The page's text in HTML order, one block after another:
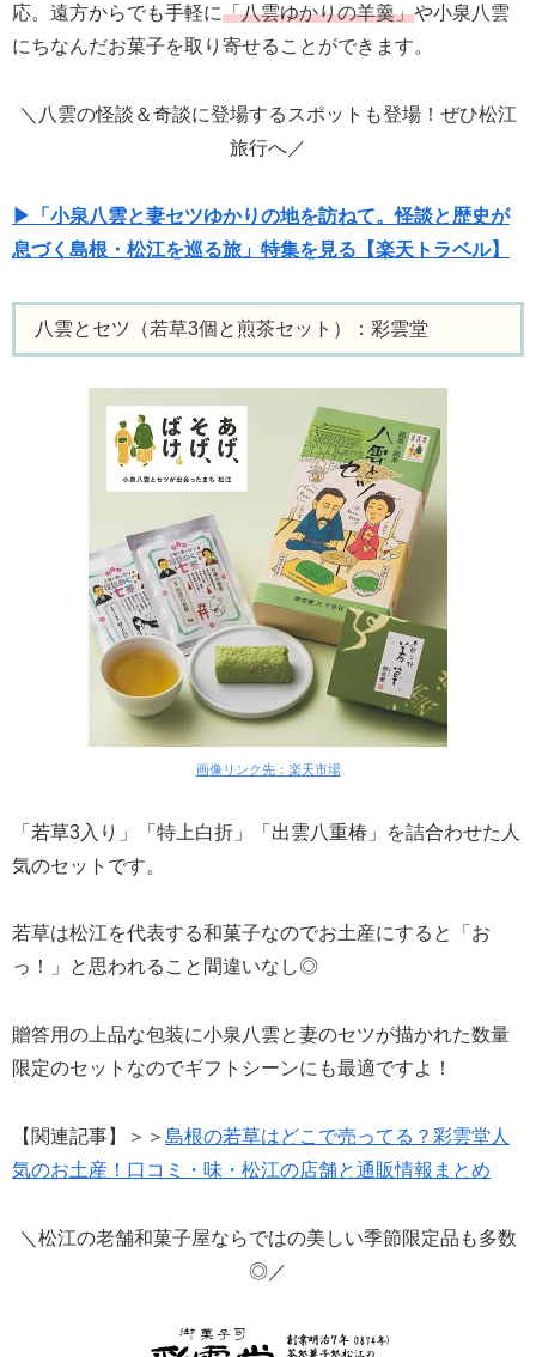
応。遠方からでも手軽に「八雲ゆかりの羊羹」や小泉八雲
にちなんだお菓子を取り寄せることができます。
＼八雲の怪談＆奇談に登場するスポットも登場！ぜひ松江
旅行へ／
▶「小泉八雲と妻セツゆかりの地を訪ねて。怪談と歴史が
息づく島根・松江を巡る旅」特集を見る【楽天トラベル】
八雲とセツ（若草3個と煎茶セット）：彩雲堂
画像リンク先：楽天市場
「若草3入り」「特上白折」「出雲八重椿」を詰合わせた人
気のセットです。
若草は松江を代表する和菓子なのでお土産にすると「お
っ！」と思われること間違いなし◎
贈答用の上品な包装に小泉八雲と妻のセツが描かれた数量
限定のセットなのでギフトシーンにも最適ですよ！
【関連記事】＞＞ 島根の若草はどこで売ってる？彩雲堂人
気のお土産！口コミ・味・松江の店舗と通販情報まとめ
＼松江の老舗和菓子屋ならではの美しい季節限定品も多数
◎／